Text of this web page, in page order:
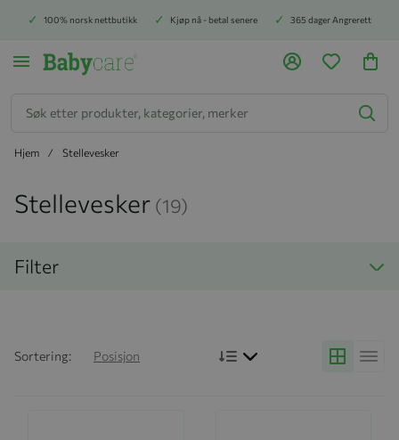
100% norsk nettbutikk Kjøp nå - betal senere 365 dager Angrerett
Hjem Stellevesker
Stellevesker (19)
Sortering: Posisjon Bruk synkende rekkefølge
Grid Liste
Filter